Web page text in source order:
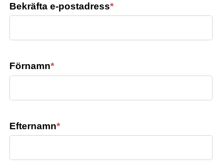
Bekräfta e-postadress*
Förnamn*
Efternamn*